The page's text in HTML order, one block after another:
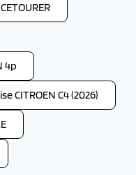
4p
CITROEN C4 (2026)